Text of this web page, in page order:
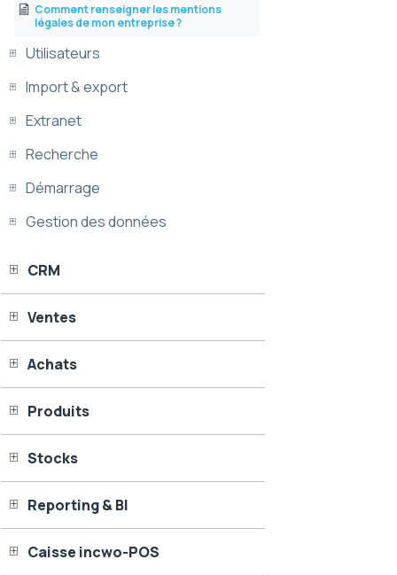
Comment renseigner les mentions
légales de mon entreprise ?
Utilisateurs
Import & export
Extranet
Recherche
Démarrage
Gestion des données
CRM
Ventes
Achats
Produits
Stocks
Reporting & BI
Caisse incwo-POS